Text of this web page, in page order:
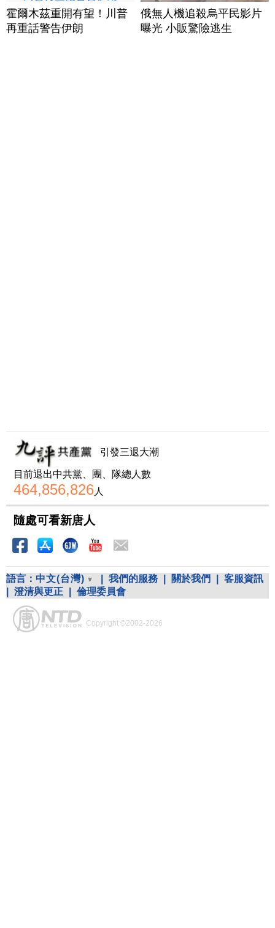
霍爾木茲重開有望！川普
再重話警告伊朗
俄無人機追殺烏平民影片
曝光 小販驚險逃生
引發三退大潮
目前退出中共黨、團、隊總人數
464,856,826人
隨處可看新唐人
語言： 中文(台灣) 我們的服務 關於我們
客服資訊
澄清與更正 倫理委員會
Copyright ©2002-2026